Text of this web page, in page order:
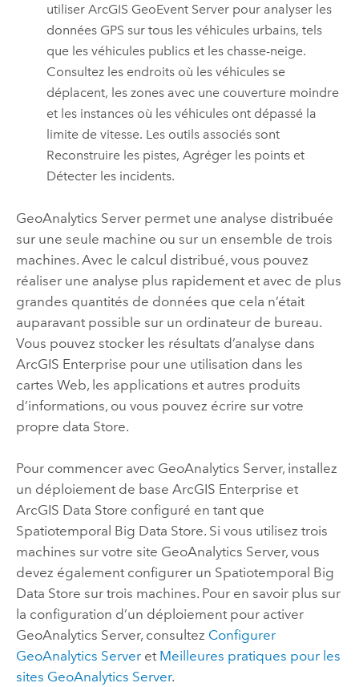
utiliserArcGIS GeoEvent Server pour analyser les
données GPS sur tous les véhicules urbains, tels
que les véhicules publics et les chasse-neige.
Consultez les endroits où les véhicules se
déplacent, les zones avec une couverture moindre
et les instances où les véhicules ont dépassé la
limite de vitesse. Les outils associés sont
Reconstruire les pistes, Agréger les points et
Détecter les incidents.
GeoAnalytics Serverpermet une analyse distribuée
sur une seule machine ou sur un ensemble de trois
machines. Avec le calcul distribué, vous pouvez
réaliser une analyse plus rapidement et avec de plus
grandes quantités de données que cela n’était
auparavant possible sur un ordinateur de bureau.
Vous pouvez stocker les résultats d’analyse dans
ArcGIS Enterprise pour une utilisation dans les
cartes Web, les applications et autres produits
d’informations, ou vous pouvez écrire sur votre
propre data Store.
Pour commencer avec GeoAnalytics Server, installez
un déploiement de base ArcGIS Enterprise et
ArcGIS Data Store configuré en tant que
Spatiotemporal Big Data Store. Si vous utilisez trois
machines sur votre site GeoAnalytics Server, vous
devez également configurer un Spatiotemporal Big
Data Store sur trois machines. Pour en savoir plus sur
la configuration d’un déploiement pour activer
GeoAnalytics Server, consultez Configurer
GeoAnalytics Serveret Meilleures pratiques pour les
sites GeoAnalytics Server.